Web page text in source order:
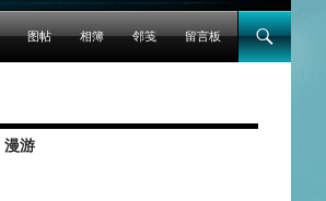
图帖 相簿 邻笺 留言板
漫游